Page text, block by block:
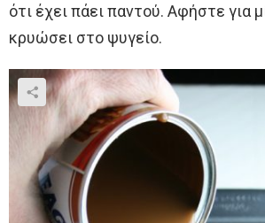
ότι έχει πάει παντού. Αφήστε για
κρυώσει στο ψυγείο.